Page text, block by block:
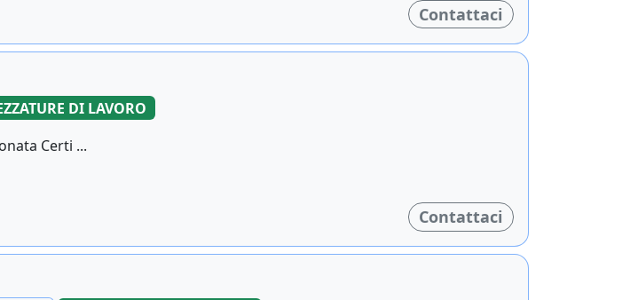
Contattaci
DI LAVORO
Certi ...
Contattaci